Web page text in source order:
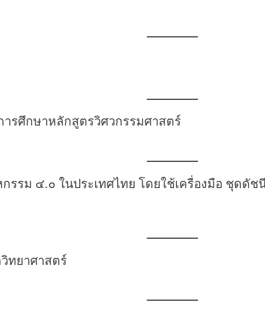
รศึกษาหลักสูตรวิศวกรรมศาสตร์
รรม ๔.๐ ในประเทศไทย โดยใช้เครื่องมือ ชุดดั
ทยาศาสตร์